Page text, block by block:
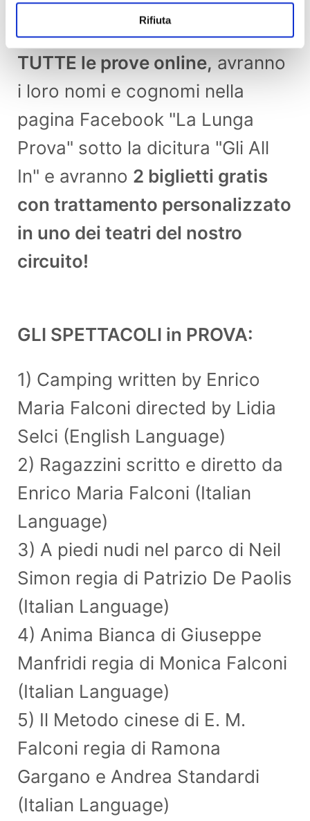
Rifiuta
Potranno prendere parte a
TUTTE le prove online, avranno
i loro nomi e cognomi nella
pagina Facebook "La Lunga
Prova" sotto la dicitura "Gli All
In" e avranno 2 biglietti gratis
con trattamento personalizzato
in uno dei teatri del nostro
circuito!
GLI SPETTACOLI in PROVA:
1) Camping written by Enrico
Maria Falconi directed by Lidia
Selci (English Language)
2) Ragazzini scritto e diretto da
Enrico Maria Falconi (Italian
Language)
3) A piedi nudi nel parco di Neil
Simon regia di Patrizio De Paolis
(Italian Language)
4) Anima Bianca di Giuseppe
Manfridi regia di Monica Falconi
(Italian Language)
5) Il Metodo cinese di E. M.
Falconi regia di Ramona
Gargano e Andrea Standardi
(Italian Language)